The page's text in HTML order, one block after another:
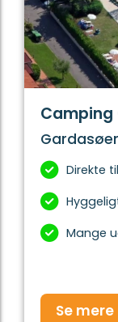
Camping
Direkte
Mange
Se mere